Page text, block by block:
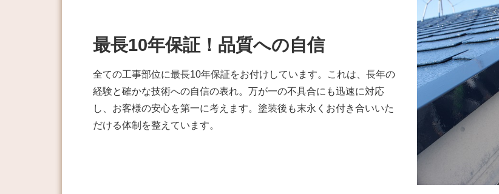
最長10年保証！品質への自信
全ての工事部位に最長10年保証をお付けしています。これは、長年の
経験と確かな技術への自信の表れ。万が一の不具合にも迅速に対応
し、お客様の安心を第一に考えます。塗装後も末永くお付き合いいた
だける体制を整えています。